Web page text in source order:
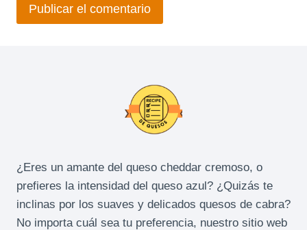
¿Eres un amante del queso cheddar cremoso, o
prefieres la intensidad del queso azul? ¿Quizás te
inclinas por los suaves y delicados quesos de cabra?
No importa cuál sea tu preferencia, nuestro sitio web